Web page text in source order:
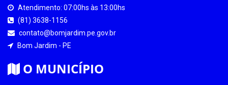
Atendimento: 07:00hs às 13:00hs
(81) 3638-1156
contato@bomjardim.pe.gov.br
Bom Jardim - PE
O MUNICÍPIO